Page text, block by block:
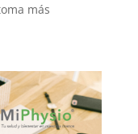
más